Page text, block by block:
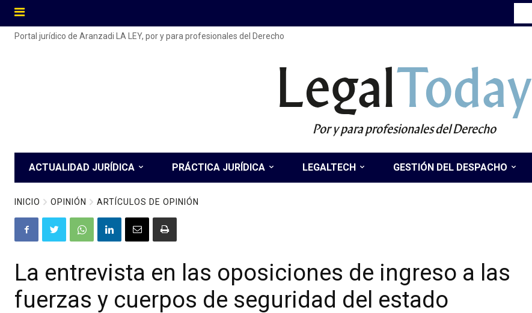
Portal jurídico de Aranzadi LA LEY, por y para profesionales del Derecho
LegalToday
Por y para profesionales del Derecho
ACTUALIDAD JURÍDICA PRÁCTICA JURÍDICA LEGALTECH GESTIÓN DEL DESPACHO
INICIO OPINIÓN ARTÍCULOS DE OPINIÓN
La entrevista en las oposiciones de ingreso a las
fuerzas y cuerpos de seguridad del estado